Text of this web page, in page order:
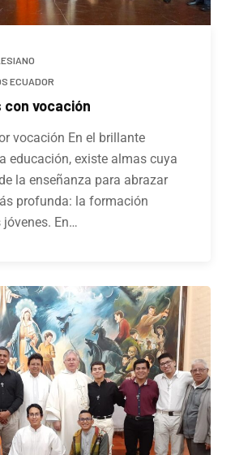
ECUADOR
vocación
vocación En el brillante
educación, existe almas cuya
la enseñanza para abrazar
profunda: la formación
En…